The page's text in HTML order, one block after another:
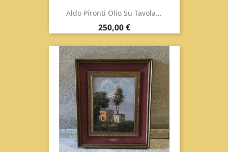
Aldo Pironti Olio Su Tavola...
Prezzo
250,00 €